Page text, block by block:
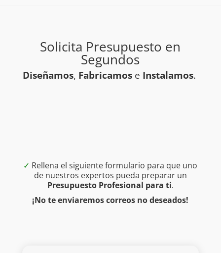
Solicita Presupuesto en
Segundos
Diseñamos, Fabricamos e Instalamos.
✓ Rellena el siguiente formulario para que uno
de nuestros expertos pueda preparar un
Presupuesto Profesional para ti.
¡No te enviaremos correos no deseados!